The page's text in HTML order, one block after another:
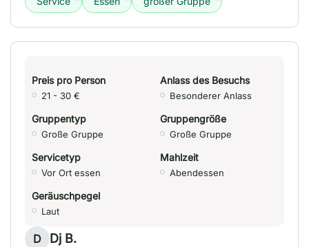
Preis pro Person
21 - 30 €
Anlass des Besuchs
Besonderer Anlass
Gruppentyp
Große Gruppe
Gruppengröße
Große Gruppe
Servicetyp
Vor Ort essen
Mahlzeit
Abendessen
Geräuschpegel
Laut
D Dj B.